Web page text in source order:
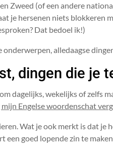
Zweed (of een andere
je hersenen niets blokkeren
Dat bedoel ik!)
onderwerpen, alledaagse
dingen die je
dagelijks, wekelijks of zelfs
Engelse woordenschat
Wat je ook merkt is dat je
een goed lopende zin te